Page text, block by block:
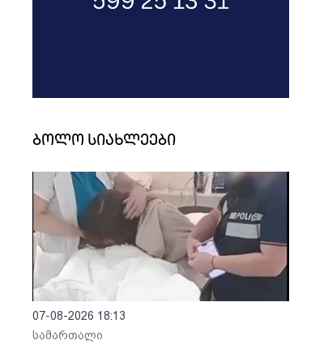
ბოლო სიახლეები
07-08-2026 18:13
სამართალი